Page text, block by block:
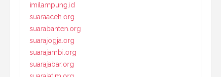
imilampung.id
suaraaceh.org
suarabanten.org
suarajogja.org
suarajambi.org
suarajabar.org